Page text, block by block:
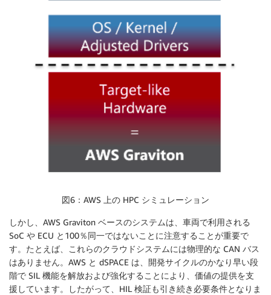
図6：AWS 上の HPC シミュレーション
しかし、AWS Graviton ベースのシステムは、車両で利用される
SoC や ECU と100％同一ではないことに注意することが重要で
す。たとえば、これらのクラウドシステムには物理的な CAN バス
はありません。AWS と dSPACE は、開発サイクルのかなり早い段
階で SIL 機能を解放および強化することにより、価値の提供を支
援しています。したがって、HIL 検証も引き続き必要条件となりま